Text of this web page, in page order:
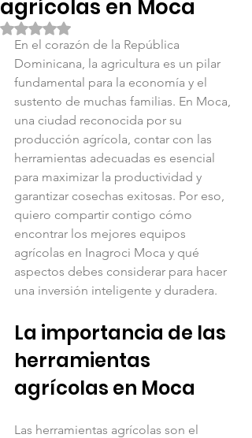
agrícolas en Moca
Obtuvo NaN de 5 estrellas.
En el corazón de la República
Dominicana, la agricultura es un pilar
fundamental para la economía y el
sustento de muchas familias. En Moca,
una ciudad reconocida por su
producción agrícola, contar con las
herramientas adecuadas es esencial
para maximizar la productividad y
garantizar cosechas exitosas. Por eso,
quiero compartir contigo cómo
encontrar los mejores equipos
agrícolas en Inagroci Moca y qué
aspectos debes considerar para hacer
una inversión inteligente y duradera.
La importancia de las
herramientas
agrícolas en Moca
Las herramientas agrícolas son el